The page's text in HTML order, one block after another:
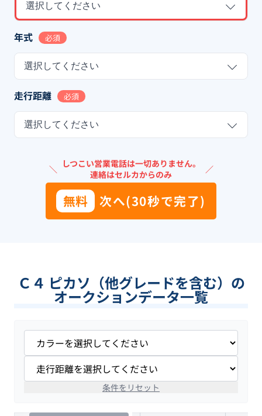
選択してください
年式 必須
選択してください
走行距離 必須
選択してください
＼ しつこい営業電話は一切ありません。
連絡はセルカからのみ
／
無料 次へ(30秒で完了)
Ｃ４ ピカソ（他グレードを含む）の
オークションデータ一覧
条件をリセット